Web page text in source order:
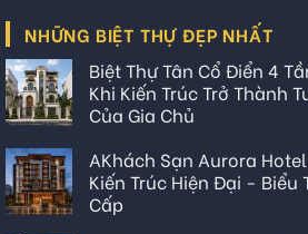
NHỮNG BIỆT THỰ ĐẸP NHẤT
Biệt Thự Tân Cổ Điển 4
Khi Kiến Trúc Trở Thành
Của Gia Chủ
AKhách Sạn Aurora
Kiến Trúc Hiện Đại - Biểu
Cấp